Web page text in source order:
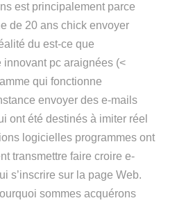
est principalement parce
de 20 ans chick envoyer
du est-ce que
innovant pc araignées (<
qui fonctionne
envoyer des e-mails
ont été destinés à imiter réel
logicielles programmes ont
transmettre faire croire e-
s’inscrire sur la page Web.
sommes acquérons